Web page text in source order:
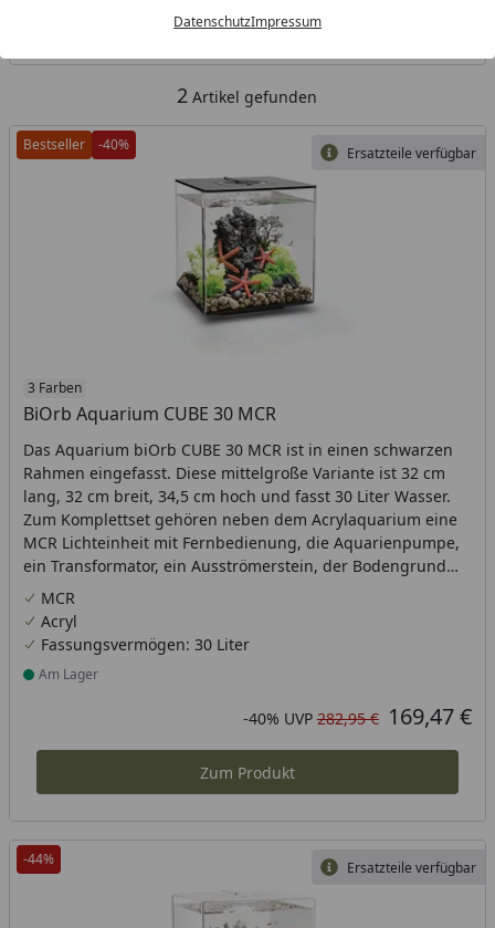
DatenschutzImpressum
2 Artikel gefunden
Bestseller -40% Ersatzteile verfügbar
3 Farben
BiOrb Aquarium CUBE 30 MCR
Das Aquarium biOrb CUBE 30 MCR ist in einen schwarzen
Rahmen eingefasst. Diese mittelgroße Variante ist 32 cm
lang, 32 cm breit, 34,5 cm hoch und fasst 30 Liter Wasser.
Zum Komplettset gehören neben dem Acrylaquarium eine
MCR Lichteinheit mit Fernbedienung, die Aquarienpumpe,
ein Transformator, ein Ausströmerstein, der Bodengrund
aus Keramik sowie eine Filterkartusche.
MCR
Acryl
Fassungsvermögen: 30 Liter
Produkt am Lager
Am Lager
Rabatt in Prozent
-40%
Ursprünglicher Preis
UVP 282,95 €
Aktueller Preis 169,47 €
Zum Produkt
-44% Ersatzteile verfügbar